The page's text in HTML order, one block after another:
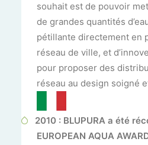
souhait est de pouvoir
de grandes quantités
pétillante directement en
réseau de ville, et
pour proposer des
réseau au design soigné
2010 : BLUPURA a été
EUROPEAN AQUA